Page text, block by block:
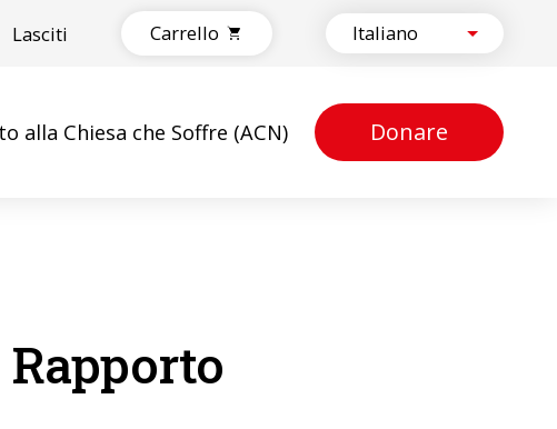
Lasciti Carrello
alla Chiesa che Soffre (ACN) Donare